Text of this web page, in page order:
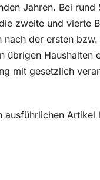
Jahren. Bei rund
zweite und vierte
nach der ersten
übrigen Haushalten
mit gesetzlich
ausführlichen Artikel